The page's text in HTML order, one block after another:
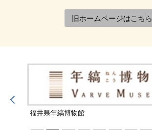
旧ホームページはこちら
福井県年縞博物館